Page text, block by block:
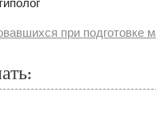
при подготовке